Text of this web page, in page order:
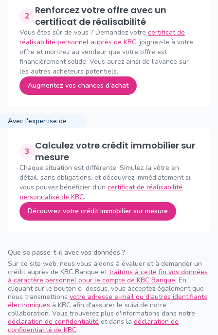
2 Renforcez votre offre avec un
certificat de réalisabilité
Vous êtes sûr de vous ? Demandez votre certificat de
réalisabilité personnel auprès de KBC, joignez-le à votre
offre et montrez au vendeur que votre offre est
financièrement solide. Vous aurez ainsi de l'avance sur
les autres acheteurs potentiels.
Augmentez vos chances d’achat
Avec l'expertise de
3
Calculez votre crédit immobilier sur
mesure
Chaque situation est différente. Simulez la vôtre en
détail, sans obligations, et découvrez immédiatement si
vous pouvez bénéficier d'un certificat de réalisabilité
personnalisé de KBC.
Découvrez votre crédit immobilier sur mesure
Que se passe-t-il avec vos données ?
Sur ce site web, nous vous aidons à évaluer et à demander un
crédit auprès de KBC Banque ettraitons à cette fin vos données
à caractère personnel pour le compte de KBC Banque. En
cliquant sur le bouton ci-dessus, vous acceptez également que
nous transmettions votre adresse e-mail ou d'autres identifiants
électroniques à KBC afin d'assurer le suivi de notre
collaboration. Vous trouverez plus d'informations dans notre
déclaration de confidentialité et dans la déclaration de
confidentialité de KBC.